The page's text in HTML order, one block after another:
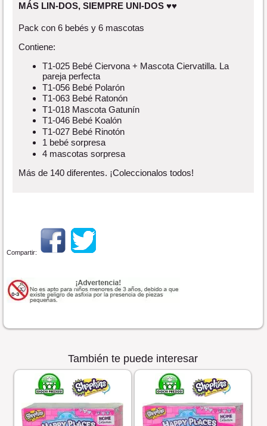
MÁS LIN-DOS, SIEMPRE UNI-DOS ♥♥
Pack con 6 bebés y 6 mascotas
Contiene:
T1-025 Bebé Ciervona + Mascota Ciervatilla. La
pareja perfecta
T1-056 Bebé Polarón
T1-063 Bebé Ratonón
T1-018 Mascota Gatunín
T1-046 Bebé Koalón
T1-027 Bebé Rinotón
1 bebé sorpresa
4 mascotas sorpresa
Más de 140 diferentes. ¡Coleccionalos todos!
Compartir:
También te puede interesar